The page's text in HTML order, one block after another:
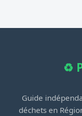
♻️
Guide
déchets en